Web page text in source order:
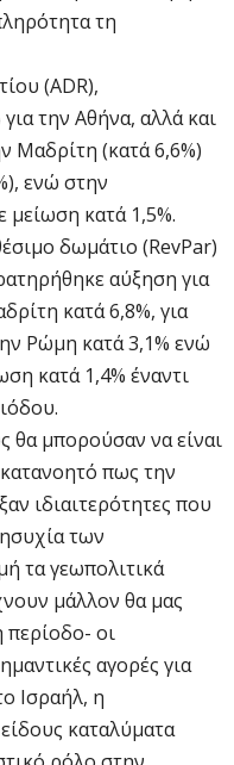
τη
(ADR),
την Αθήνα, αλλά και
Μαδρίτη (κατά 6,6%)
ενώ στην
κατά 1,5%.
δωμάτιο (RevPar)
αύξηση για
κατά 6,8%, για
Ρώμη κατά 3,1% ενώ
κατά 1,4% έναντι
θα μπορούσαν να είναι
πως την
ιδιαιτερότητες που
των
τα γεωπολιτικά
μάλλον θα μας
οι
αγορές για
Ισραήλ, η
καταλύματα